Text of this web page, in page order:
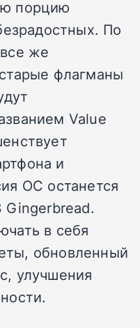
порцию
По
же
флагманы
Value
и
ОС останется
в себя
обновленный
улучшения